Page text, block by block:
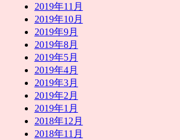
2019年11月
2019年10月
2019年9月
2019年8月
2019年5月
2019年4月
2019年3月
2019年2月
2019年1月
2018年12月
2018年11月